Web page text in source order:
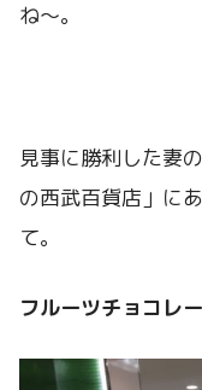
ね〜。
見事に勝利した妻
の西武百貨店」に
て。
フルーツチョコレ